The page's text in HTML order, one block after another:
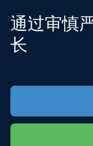
通过审慎
长